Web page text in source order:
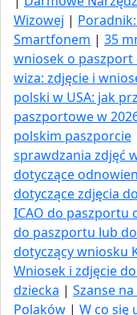
Wizowej |
Smartfonem | 35
wniosek o paszport
wiza: zdjęcie i
polski w USA: jak
paszportowe w
polskim paszporcie
sprawdzania zdjęć
dotyczące
dotyczące zdjęcia
ICAO do paszportu
do paszportu lub
dotyczący wniosku
Wniosek i zdjęcie
dziecka | Szanse
Polaków | W co się